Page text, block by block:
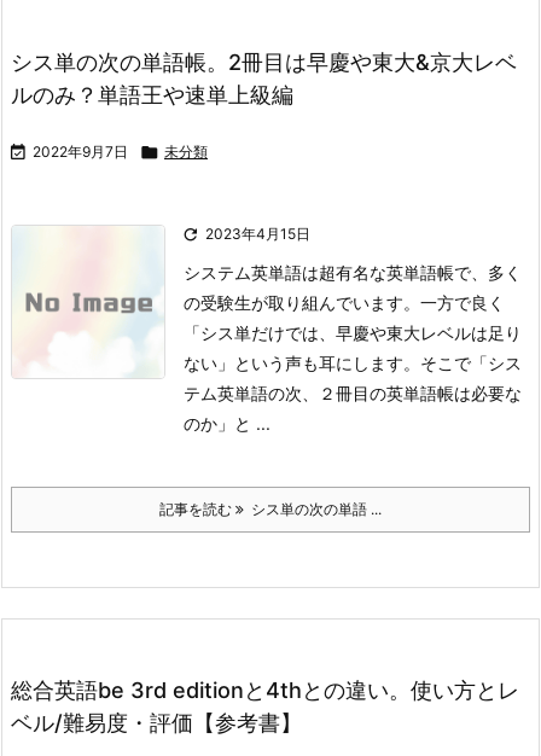
シス単の次の単語帳。2冊目は早慶や東大&京大レベ
ルのみ？単語王や速単上級編
 2022年9月7日  未分類
 2023年4月15日
システム英単語は超有名な英単語帳で、多く
の受験生が取り組んでいます。 一方で良く
「シス単だけでは、早慶や東大レベルは足り
ない」という声も耳にします。 そこで「シス
テム英単語の次、２冊目の英単語帳は必要な
のか」と ...
記事を読む シス単の次の単語 ...
総合英語be 3rd editionと4thとの違い。使い方とレ
ベル/難易度・評価【参考書】